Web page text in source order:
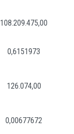
108.209.475,00
0,6151973
126.074,00
0,00677672